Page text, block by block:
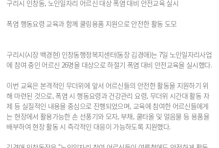
구리시 인창동, 노인일자리 어르신 대상 폭염 대비 안전교육 실시
폭염 행동요령 교육과 함께 쿨링용품 지원으로 안전한 활동 도모
구리시(시장 백경현) 인창동행정복지센터(동장 김경애)는 7일 노인일자리사업
에 참여 중인 어르신 26명을 대상으로 하절기 폭염 대비 안전교육을 실시했다.
이번 교육은 본격적인 무더위에 앞서 어르신들의 안전한 활동을 지원하기 위
해 마련된 것으로, 폭염 시 행동요령과 건강관리 요령, 무더위 시간대 활동 자
제 등 실질적인 내용을 중심으로 진행되었으며, 교육에 참여한 어르신들에게
는 현장에서 활용가능한 손 선풍기와 모자, 부채, 쿨타올 및 얼음물 등 용품을
배부하여 현장 활동 시 즉각적인 대응이 가능하도록 지원했다.